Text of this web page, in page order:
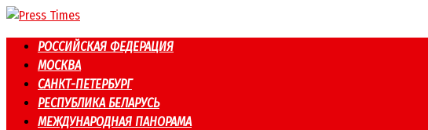
Перейти
контентуРОССИЙСКАЯ ФЕДЕРАЦИЯ
МОСКВА
САНКТ-ПЕТЕРБУРГ
РЕСПУБЛИКА БЕЛАРУСЬ
МЕЖДУНАРОДНАЯ ПАНОРАМА